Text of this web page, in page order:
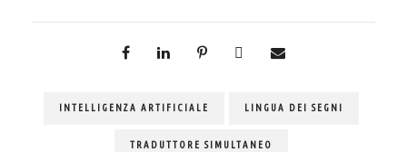
INTELLIGENZA ARTIFICIALE LINGUA DEI SEGNI
TRADUTTORE SIMULTANEO